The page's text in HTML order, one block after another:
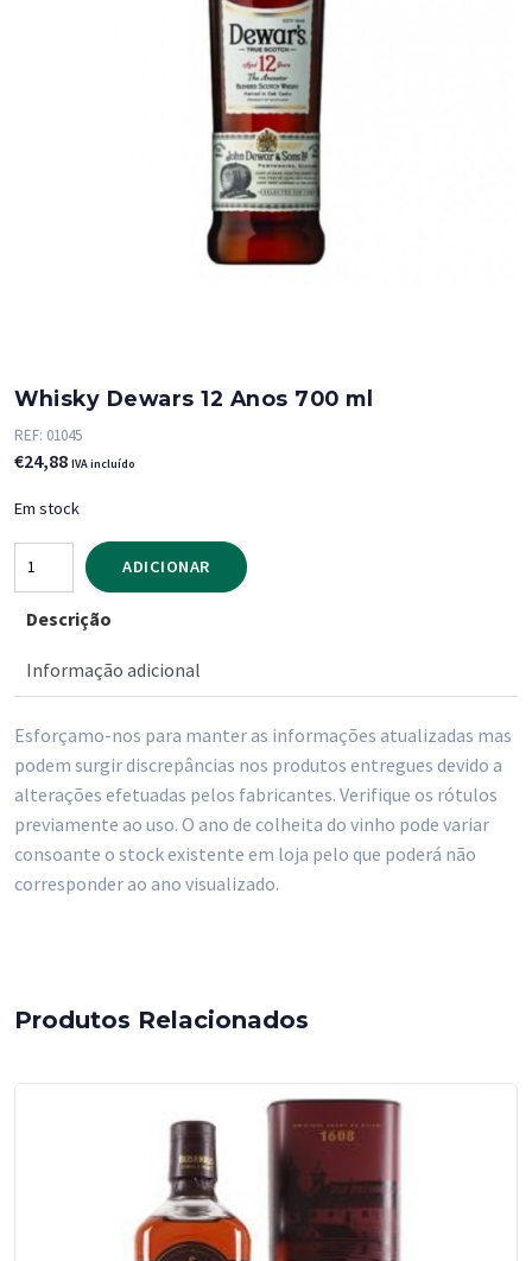
Whisky Dewars 12 Anos 700 ml
REF: 01045
€24,88 IVA incluído
Em stock
Quantidade
de
Whisky
ml
ADICIONAR
Descrição
Informação adicional
Esforçamo-nos para manter as informações atualizadas mas
podem surgir discrepâncias nos produtos entregues devido a
alterações efetuadas pelos fabricantes. Verifique os rótulos
previamente ao uso. O ano de colheita do vinho pode variar
consoante o stock existente em loja pelo que poderá não
corresponder ao ano visualizado.
Produtos Relacionados